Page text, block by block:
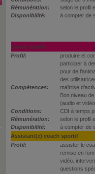
Rémunération:
selon le profil
Disponibilité:
à compter de
Coach sportif
Profil:
produire et
participer à
pour de
des
Compétences:
maîtrise
Bon niveau
(audio et
Conditions:
CDI à temps
Rémunération:
selon le profil
Disponibilité:
à compter de
Assistant(e) coach sportif
Profil:
assister le
remise en
vidéo.
questions